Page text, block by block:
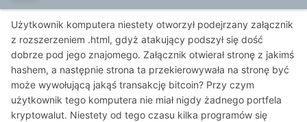
Użytkownik komputera niestety otworzył podejrzany załącznik
z rozszerzeniem .html, gdyż atakujący podszył się dość
dobrze pod jego znajomego. Załącznik otwierał stronę z jakimś
hashem, a następnie strona ta przekierowywała na stronę być
może wywołującą jakąś transakcję bitcoin? Przy czym
użytkownik tego komputera nie miał nigdy żadnego portfela
kryptowalut. Niestety od tego czasu kilka programów się